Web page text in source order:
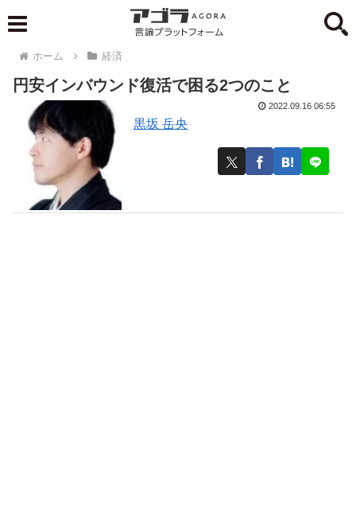
ホーム 経済
円安インバウンド復活で困る2つのこと
黒坂 岳央
2022.09.16 06:55